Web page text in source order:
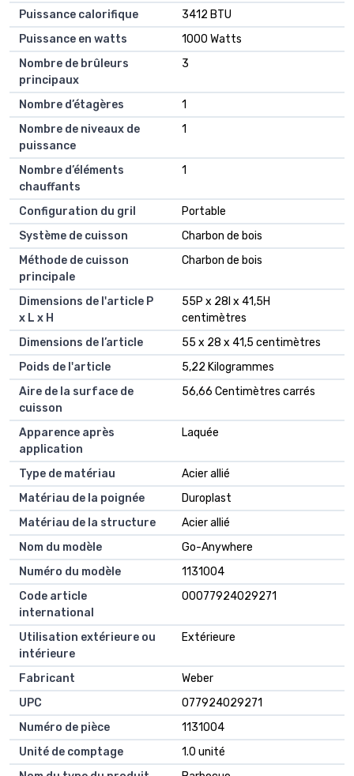
Puissance calorifique
3412 BTU
Puissance en watts
1000 Watts
Nombre de brûleurs
principaux
3
Nombre d’étagères
1
Nombre de niveaux de
puissance
1
Nombre d’éléments
chauffants
1
Configuration du gril
Portable
Système de cuisson
Charbon de bois
Méthode de cuisson
principale
Charbon de bois
Dimensions de l'article P
x L x H
55P x 28l x 41,5H
centimètres
Dimensions de l’article
55 x 28 x 41,5 centimètres
Poids de l'article
5,22 Kilogrammes
Aire de la surface de
cuisson
56,66 Centimètres carrés
Apparence après
application
Laquée
Type de matériau
Acier allié
Matériau de la poignée
Duroplast
Matériau de la structure
Acier allié
Nom du modèle
Go-Anywhere
Numéro du modèle
1131004
Code article
international
00077924029271
Utilisation extérieure ou
intérieure
Extérieure
Fabricant
Weber
UPC
077924029271
Numéro de pièce
1131004
Unité de comptage
1.0 unité